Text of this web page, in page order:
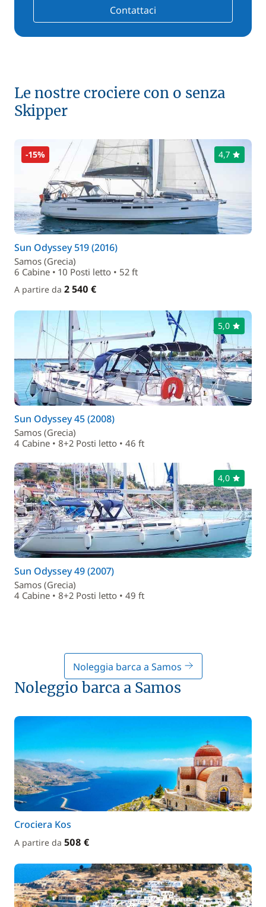
Contattaci
Le nostre crociere con o senza
Skipper
-15% 4,7
Sun Odyssey 519 (2016)
Samos (Grecia)
6 Cabine • 10 Posti letto • 52 ft
A partire da 2 540 €
5,0
Sun Odyssey 45 (2008)
Samos (Grecia)
4 Cabine • 8+2 Posti letto • 46 ft
4,0
Sun Odyssey 49 (2007)
Samos (Grecia)
4 Cabine • 8+2 Posti letto • 49 ft
Noleggia barca a Samos
Noleggio barca a Samos
Crociera Kos
A partire da 508 €